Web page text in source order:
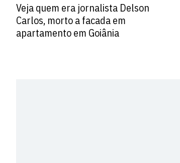
Veja quem era jornalista Delson
Carlos, morto a facada em
apartamento em Goiânia